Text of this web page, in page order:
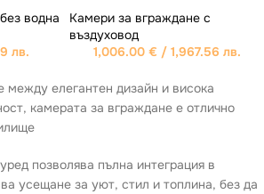
водна
лв.
Камери за вграждане с
въздуховод
1,006.00 € / 1,967.56 лв.
между елегантен дизайн и висока
камерата за вграждане е отлично
позволява пълна интеграция в
усещане за уют, стил и топлина, без да